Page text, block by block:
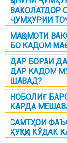
ВАКОЛАТДОР
ҶУМҲУРИИ
МАҚОМОТИ
БО КАДОМ
ДАР БОРАИ
ДАР КАДОМ
ШАВАД?
НОБОЛИҒ
КАРДА
САМТҲОИ
ҲУҚУҚИ КЎДАК